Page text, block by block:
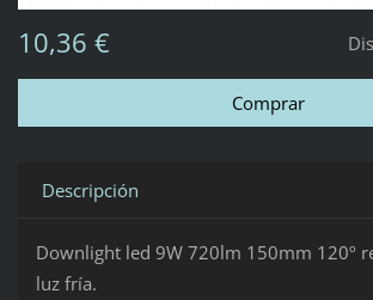
10,36 €
Descripción
Downlight led 9W 720lm 150mm 120º
luz fría.